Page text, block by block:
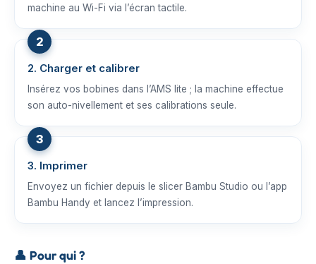
machine au Wi-Fi via l’écran tactile.
2. Charger et calibrer
Insérez vos bobines dans l’AMS lite ; la machine effectue
son auto-nivellement et ses calibrations seule.
3. Imprimer
Envoyez un fichier depuis le slicer Bambu Studio ou l’app
Bambu Handy et lancez l’impression.
👤 Pour qui ?